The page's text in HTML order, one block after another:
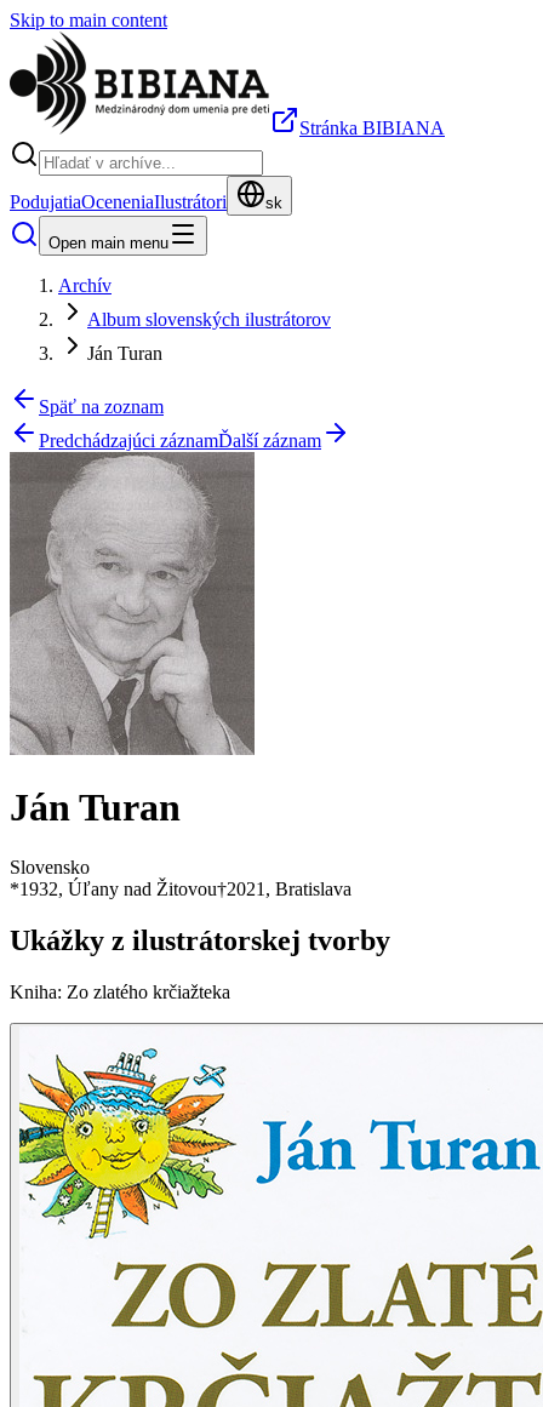
Skip to main content
Stránka BIBIANA
PodujatiaOceneniaIlustrátori sk
Open main menu
Archív
Album slovenských ilustrátorov
Ján Turan
Späť na zoznam
Predchádzajúci záznamĎalší záznam
Ján Turan
Slovensko
*1932, Úľany nad Žitovou†2021 , Bratislava
Ukážky z ilustrátorskej tvorby
Kniha: Zo zlatého krčiažteka